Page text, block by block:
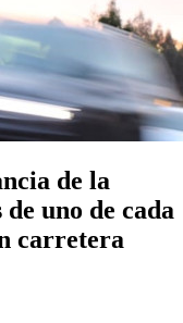
de la
uno de cada
carretera